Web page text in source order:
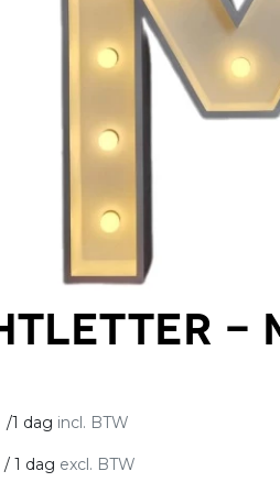
-
/1 dag incl. BTW
/ 1 dag excl. BTW